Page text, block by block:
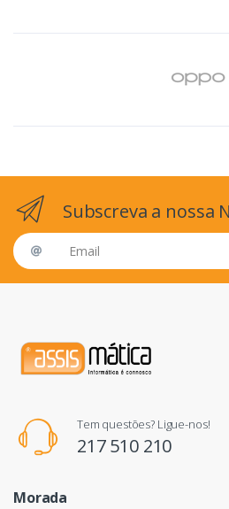
Subscreva a nossa
Email address
Tem questões? Ligue-nos!
217 510 210
Morada